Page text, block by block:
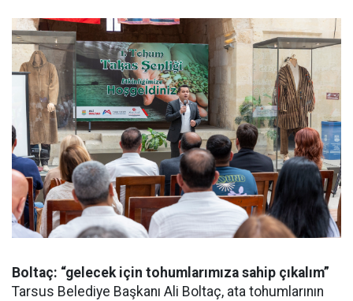
Boltaç: “gelecek için tohumlarımıza sahip çıkalım”
Tarsus Belediye Başkanı Ali Boltaç, ata tohumlarının